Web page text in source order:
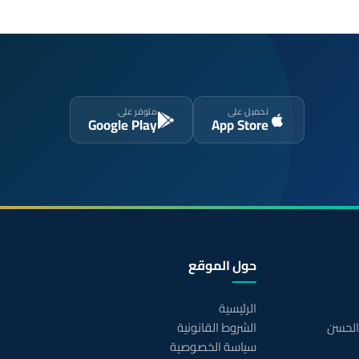
تحميل على
App Store
متوفر على
Google Play
حول الموقع
الرئيسية
الشروط القانونية
سياسة الخصوصية